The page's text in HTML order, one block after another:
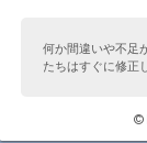
何か間違いや不足
たちはすぐに修正
©